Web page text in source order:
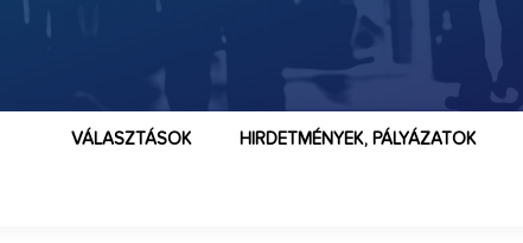
HIRDETMÉNYEK, PÁLYÁZATOK
VÁLASZTÁSOK